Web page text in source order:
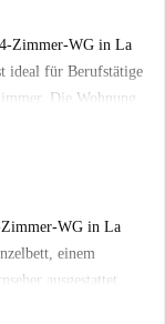
Zimmer-WG in La
ideal für Berufstätige
Die Wohnung
eine voll
geprüft.
de Los Gatos
Zimmer-WG in La
einem
ausgestattet.
und ist ideal für